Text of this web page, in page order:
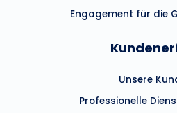
Engagement für die
Unsere
Professionelle